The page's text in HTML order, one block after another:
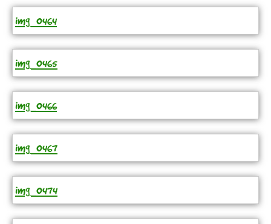
img_0464
img_0465
img_0466
img_0467
img_0474